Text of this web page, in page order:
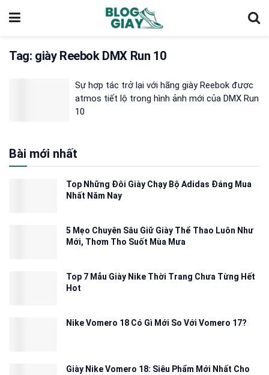
Tag: giày Reebok DMX Run 10
Sự hợp tác trở lại với hãng giày Reebok được
atmos tiết lộ trong hình ảnh mới của DMX Run
10
Bài mới nhất
Top Những Đôi Giày Chạy Bộ Adidas Đáng Mua
Nhất Năm Nay
5 Mẹo Chuyên Sâu Giữ Giày Thể Thao Luôn Như
Mới, Thơm Tho Suốt Mùa Mưa
Top 7 Mẫu Giày Nike Thời Trang Chưa Từng Hết
Hot
Nike Vomero 18 Có Gì Mới So Với Vomero 17?
Giày Nike Vomero 18: Siêu Phẩm Mới Nhất Cho